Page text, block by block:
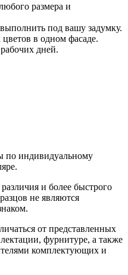
размера и
под вашу задумку.
в одном фасаде.
дней.
по индивидуальному
и более быстрого
не являются
от представленных
фурнитуре, а также
комплектующих и